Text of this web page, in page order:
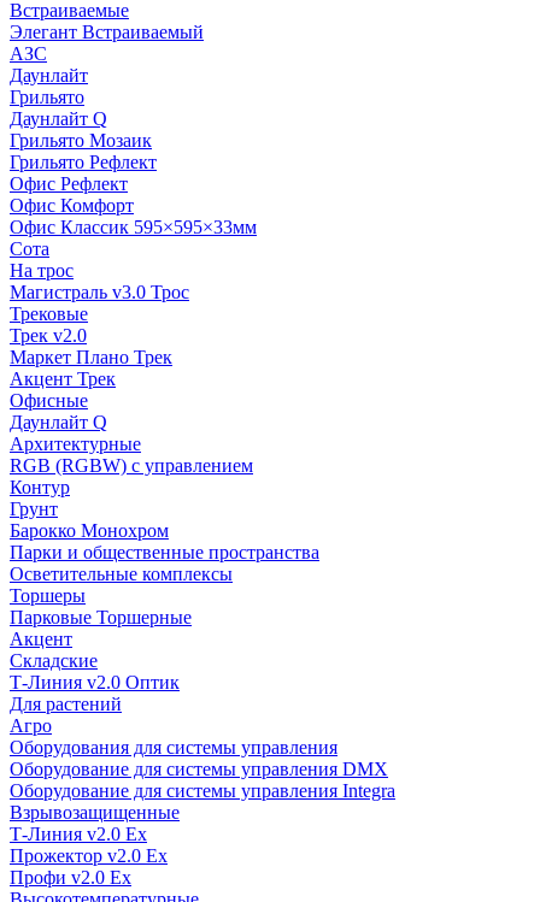
Встраиваемые
Элегант Встраиваемый
АЗС
Даунлайт
Грильято
Даунлайт Q
Грильято Мозаик
Грильято Рефлект
Офис Рефлект
Офис Комфорт
Офис Классик 595×595×33мм
Сота
На трос
Магистраль v3.0 Трос
Трековые
Трек v2.0
Маркет Плано Трек
Акцент Трек
Офисные
Даунлайт Q
Архитектурные
RGB (RGBW) с управлением
Контур
Грунт
Барокко Монохром
Парки и общественные пространства
Осветительные комплексы
Торшеры
Парковые Торшерные
Акцент
Складские
Т-Линия v2.0 Оптик
Для растений
Агро
Оборудования для системы управления
Оборудование для системы управления DMX
Оборудование для системы управления Integra
Взрывозащищенные
Т-Линия v2.0 Ex
Прожектор v2.0 Ex
Профи v2.0 Ex